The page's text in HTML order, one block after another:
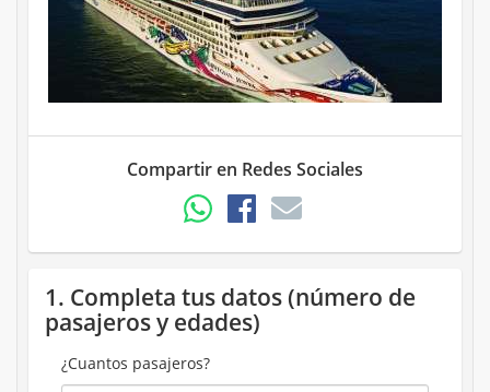
Compartir en Redes Sociales
1. Completa tus datos (número de
pasajeros y edades)
¿Cuantos pasajeros?